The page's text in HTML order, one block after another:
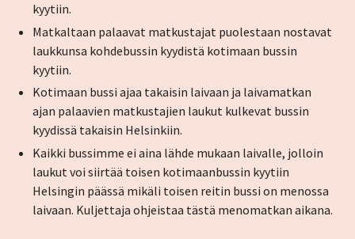
kyytiin.
Matkaltaan palaavat matkustajat puolestaan nostavat
laukkunsa kohdebussin kyydistä kotimaan bussin
kyytiin.
Kotimaan bussi ajaa takaisin laivaan ja laivamatkan
ajan palaavien matkustajien laukut kulkevat bussin
kyydissä takaisin Helsinkiin.
Kaikki bussimme ei aina lähde mukaan laivalle, jolloin
laukut voi siirtää toisen kotimaanbussin kyytiin
Helsingin päässä mikäli toisen reitin bussi on menossa
laivaan. Kuljettaja ohjeistaa tästä menomatkan aikana.